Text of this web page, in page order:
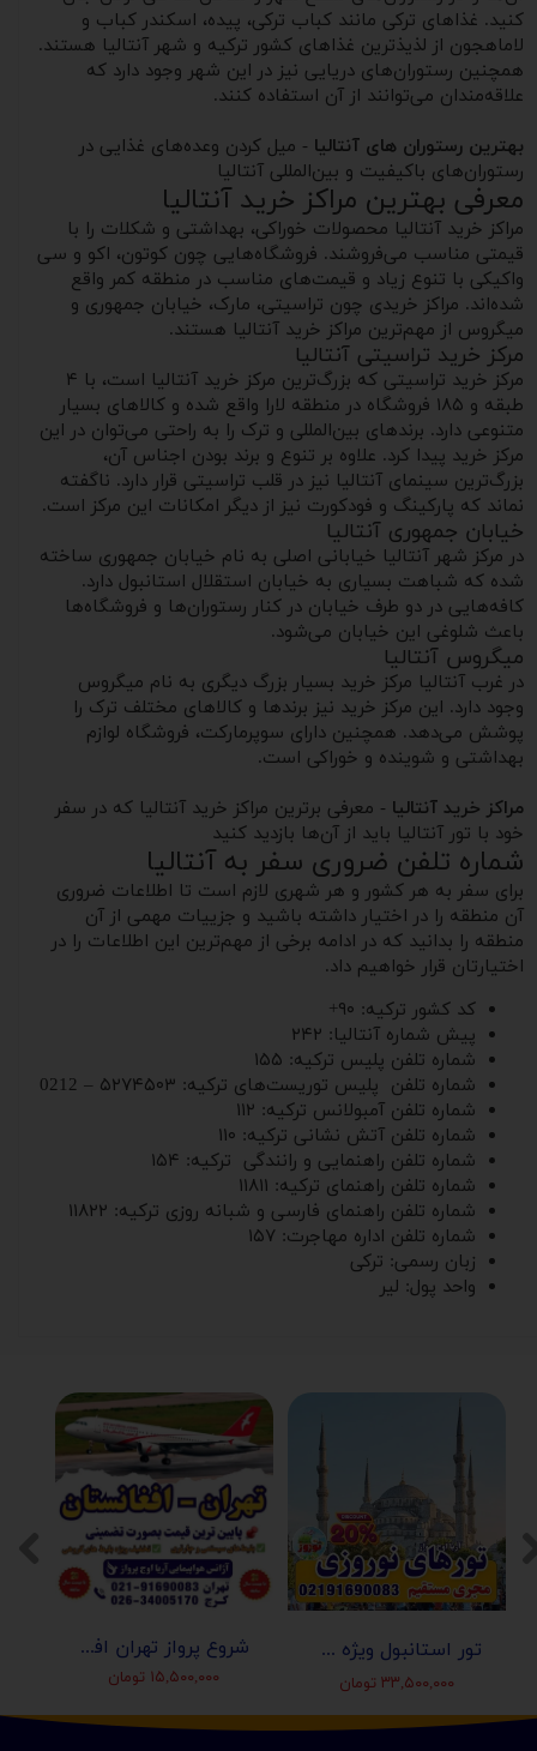
کنید. غذاهای ترکی مانند کباب ترکی، پیده، اسکندر کباب و
لاماهجون از لذیذترین غذاهای کشور ترکیه و شهر آنتالیا هستند.
همچنین رستوران‌های دریایی نیز در این شهر وجود دارد که
علاقه‌مندان می‌توانند از آن استفاده کنند.
بهترین رستوران های آنتالیا - میل کردن وعده‌های غذایی در
رستوران‌های باکیفیت و بین‌المللی آنتالیا
معرفی بهترین مراکز خرید آنتالیا
مراکز خرید آنتالیا محصولات خوراکی، بهداشتی و شکلات را با
قیمتی مناسب می‌فروشند. فروشگاه‌هایی چون کوتون، اکو و سی
واکیکی با تنوع زیاد و قیمت‌های مناسب در منطقه کمر واقع
شده‌اند. مراکز خریدی چون تراسیتی، مارک، خیابان جمهوری و
میگروس از مهم‌ترین مراکز خرید آنتالیا هستند.
مرکز خرید تراسیتی آنتالیا
مرکز خرید تراسیتی که بزرگ‌ترین مرکز خرید آنتالیا است، با ۴
طبقه و ۱۸۵ فروشگاه در منطقه لارا واقع شده و کالاهای بسیار
متنوعی دارد. برندهای بین‌المللی و ترک را به راحتی می‌توان در این
مرکز خرید پیدا کرد. علاوه بر تنوع و برند بودن اجناس آن،
بزرگ‌ترین سینمای آنتالیا نیز در قلب تراسیتی قرار دارد. ناگفته
نماند که پارکینگ و فودکورت نیز از دیگر امکانات این مرکز است.
خیابان جمهوری آنتالیا
در مرکز شهر آنتالیا خیابانی اصلی به نام خیابان جمهوری ساخته
شده که شباهت بسیاری به خیابان استقلال استانبول دارد.
کافه‌هایی در دو طرف خیابان در کنار رستوران‌ها و فروشگاه‌ها
باعث شلوغی این خیابان می‌شود.
میگروس آنتالیا
در غرب آنتالیا مرکز خرید بسیار بزرگ دیگری به نام میگروس
وجود دارد. این مرکز خرید نیز برندها و کالاهای مختلف ترک را
پوشش می‌دهد. همچنین دارای سوپرمارکت، فروشگاه لوازم
بهداشتی و شوینده و خوراکی است.
مراکز خرید آنتالیا - معرفی برترین مراکز خرید آنتالیا که در سفر
خود با تور آنتالیا باید از آن‌ها بازدید کنید
شماره تلفن ضروری سفر به آنتالیا
برای سفر به هر کشور و هر شهری لازم است تا اطلاعات ضروری
آن منطقه را در اختیار داشته باشید و جزییات مهمی از آن
منطقه را بدانید که در ادامه برخی از مهم‌ترین این اطلاعات را در
اختیارتان قرار خواهیم داد.
کد کشور ترکیه: ۹۰+
پیش شماره آنتالیا: ۲۴۲
شماره تلفن پلیس ترکیه: ۱۵۵
شماره تلفن پلیس توریست‌های ترکیه: ۵۲۷۴۵۰۳ – 0212
شماره تلفن آمبولانس ترکیه: ۱۱۲
شماره تلفن آتش نشانی ترکیه: ۱۱۰
شماره تلفن راهنمایی و رانندگی ترکیه: ۱۵۴
شماره تلفن راهنمای ترکیه: ۱۱۸۱۱
شماره تلفن راهنمای فارسی‌ و شبانه ‌روزی ترکیه: ۱۱۸۲۲
شماره تلفن اداره مهاجرت: ۱۵۷
زبان رسمی: ترکی
واحد پول: لیر
شروع پرواز تهران افغانستان (کابل-مزارشریف-هرات-قندهار)
۱۵,۵۰۰,۰۰۰ تومان
تور استانبول ویژه عید نوروز 1405 | مجری مستقیم ✈️
۳۳,۵۰۰,۰۰۰ تومان